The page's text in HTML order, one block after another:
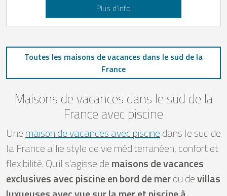
Plus d’info
Toutes les maisons de vacances dans le sud de la
France
Maisons de vacances dans le sud de la
France avec piscine
Unemaison de vacances avec piscinedans le sud de
la France allie style de vie méditerranéen, confort et
flexibilité. Qu'il s'agisse demaisons de vacances
exclusives avec piscine en bord de merou devillas